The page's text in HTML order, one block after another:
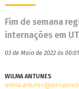
Fim de semana
internações em
03 de Maio de 2022 às 00:01
WILMA ANTUNES